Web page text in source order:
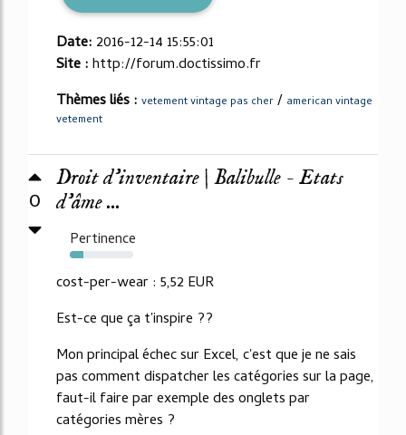
Date: 2016-12-14 15:55:01
Site :http://forum.doctissimo.fr
Thèmes liés : vetement vintage pas cher / american vintage
vetement
0
Droit d’inventaire | Balibulle - Etats
d'âme ...
Pertinence
21%
cost-per-wear : 5,52 EUR
Est-ce que ça t'inspire ??
Mon principal échec sur Excel, c'est que je ne sais
pas comment dispatcher les catégories sur la page,
faut-il faire par exemple des onglets par
catégories mères ?